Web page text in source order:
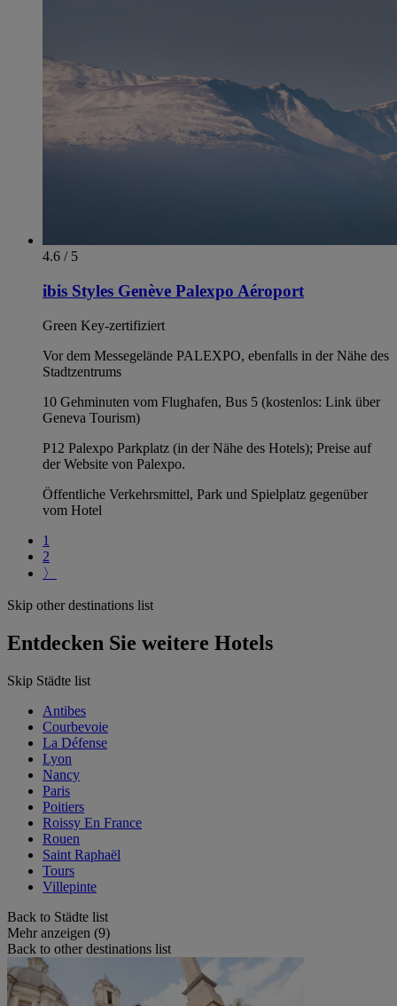
4.6 / 5
ibis Styles Genève Palexpo Aéroport
Green Key-zertifiziert
Vor dem Messegelände PALEXPO, ebenfalls in der Nähe des
Stadtzentrums
10 Gehminuten vom Flughafen, Bus 5 (kostenlos: Link über
Geneva Tourism)
P12 Palexpo Parkplatz (in der Nähe des Hotels); Preise auf
der Website von Palexpo.
Öffentliche Verkehrsmittel, Park und Spielplatz gegenüber
vom Hotel
1
2
〉
Skip other destinations list
Entdecken Sie weitere Hotels
Skip Städte list
Antibes
Courbevoie
La Défense
Lyon
Nancy
Paris
Poitiers
Roissy En France
Rouen
Saint Raphaël
Tours
Villepinte
Back to Städte list
Mehr anzeigen (9)
Back to other destinations list